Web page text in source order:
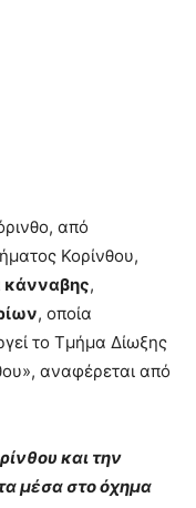
από
Κορίνθου,
κάνναβης,
, οποία
το Τμήμα Δίωξης
αναφέρεται από
και την
μέσα στο όχημα